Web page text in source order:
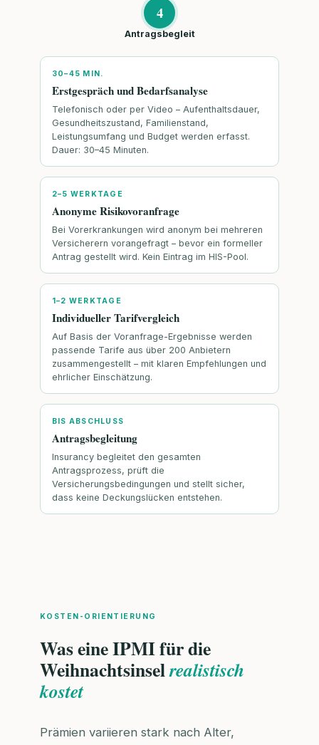
4
Antragsbegleit
30–45 MIN.
Erstgespräch und Bedarfsanalyse
Telefonisch oder per Video – Aufenthaltsdauer,
Gesundheitszustand, Familienstand,
Leistungsumfang und Budget werden erfasst.
Dauer: 30–45 Minuten.
2–5 WERKTAGE
Anonyme Risikovoranfrage
Bei Vorerkrankungen wird anonym bei mehreren
Versicherern vorangefragt – bevor ein formeller
Antrag gestellt wird. Kein Eintrag im HIS-Pool.
1–2 WERKTAGE
Individueller Tarifvergleich
Auf Basis der Voranfrage-Ergebnisse werden
passende Tarife aus über 200 Anbietern
zusammengestellt – mit klaren Empfehlungen und
ehrlicher Einschätzung.
BIS ABSCHLUSS
Antragsbegleitung
Insurancy begleitet den gesamten
Antragsprozess, prüft die
Versicherungsbedingungen und stellt sicher,
dass keine Deckungslücken entstehen.
KOSTEN-ORIENTIERUNG
Was eine IPMI für die
Weihnachtsinselrealistisch
kostet
Prämien variieren stark nach Alter,